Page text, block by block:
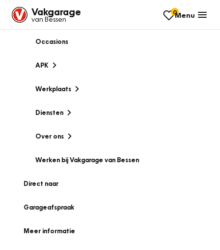
Vakgarage
van Bessen
0Menu
Occasions
APK
Werkplaats
Diensten
Over ons
Werken bij Vakgarage van Bessen
Direct naar
Garageafspraak
Meer informatie